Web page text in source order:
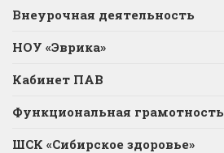
Внеурочная деятельность
НОУ «Эврика»
Кабинет ПАВ
Функциональная грамотность
ШСК «Сибирское здоровье»